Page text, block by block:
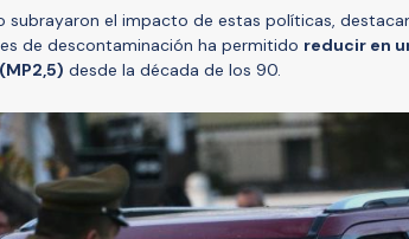
subrayaron el impacto de estas políticas,
de descontaminación ha permitido reducir en
desde la década de los 90.